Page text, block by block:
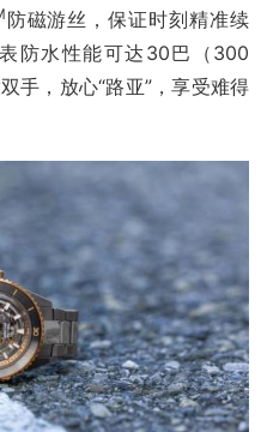
防磁游丝，保证时刻精准续
防水性能可达30巴（300
手，放心“路亚”，享受难得